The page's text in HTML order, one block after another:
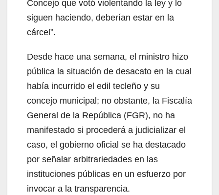
Concejo que votó violentando la ley y lo
siguen haciendo, deberían estar en la
cárcel”.
Desde hace una semana, el ministro hizo
pública la situación de desacato en la cual
había incurrido el edil tecleño y su
concejo municipal; no obstante, la Fiscalía
General de la República (FGR), no ha
manifestado si procederá a judicializar el
caso, el gobierno oficial se ha destacado
por señalar arbitrariedades en las
instituciones públicas en un esfuerzo por
invocar a la transparencia.